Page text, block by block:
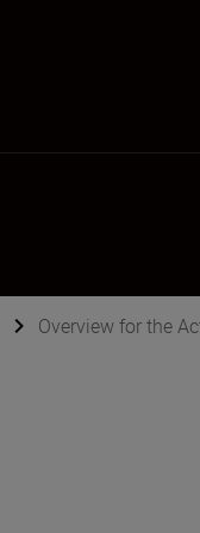
Overview for the